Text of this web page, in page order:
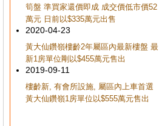
筍盤 準買家還價即成 成交價低市價52
萬元 日前以$335萬元出售
2020-04-23
黃大仙鑽嶺樓齡2年屬區內最新樓盤 最
新1房單位剛以$455萬元售出
2019-09-11
樓齡新, 有會所設施, 屬區內上車首選
黃大仙鑽嶺1房單位以$555萬元售出